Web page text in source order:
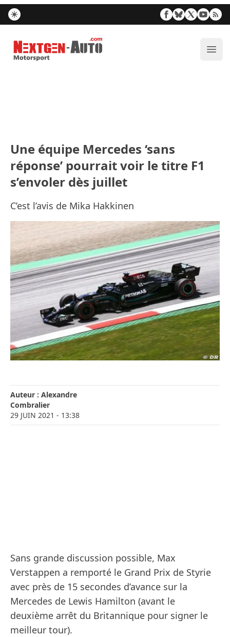
Nextgen-Auto.com
Une équipe Mercedes ‘sans
réponse’ pourrait voir le titre F1
s’envoler dès juillet
C’est l’avis de Mika Hakkinen
Auteur : Alexandre
Combralier
29 JUIN 2021 - 13:38
Sans grande discussion possible, Max
Verstappen a remporté le Grand Prix de Styrie
avec près de 15 secondes d’avance sur la
Mercedes de Lewis Hamilton (avant le
deuxième arrêt du Britannique pour signer le
meilleur tour).